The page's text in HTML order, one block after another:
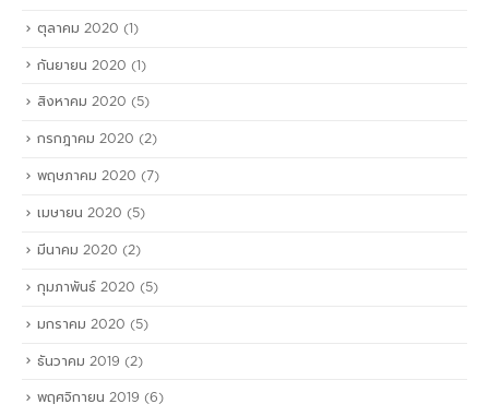
ตุลาคม 2020 (1)
กันยายน 2020 (1)
สิงหาคม 2020 (5)
กรกฎาคม 2020 (2)
พฤษภาคม 2020 (7)
เมษายน 2020 (5)
มีนาคม 2020 (2)
กุมภาพันธ์ 2020 (5)
มกราคม 2020 (5)
ธันวาคม 2019 (2)
พฤศจิกายน 2019 (6)